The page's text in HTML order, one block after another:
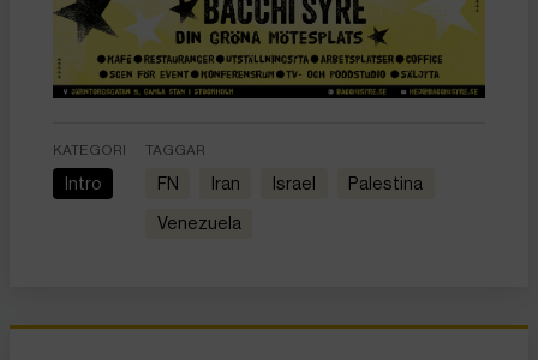
KATEGORI
Intro
TAGGAR
FN Iran Israel Palestina
Venezuela